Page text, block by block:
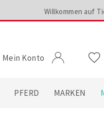
Willkommen auf
Mein Konto
PFERD MARKEN